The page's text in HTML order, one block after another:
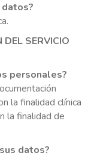
SERVICIO
personales?
la finalidad clínica
la finalidad de
datos?